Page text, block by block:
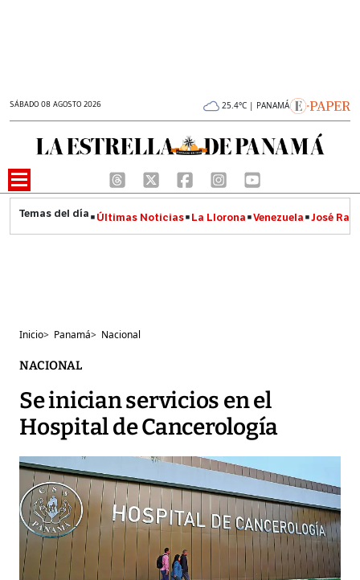
SÁBADO 08 AGOSTO 2026 25.4°C | PANAMÁ
Últimas Noticias La Llorona Venezuela José
Inicio> Panamá> Nacional
NACIONAL
Se inician servicios en el
Hospital de Cancerología